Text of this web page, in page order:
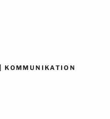
|KOMMUNIKATION